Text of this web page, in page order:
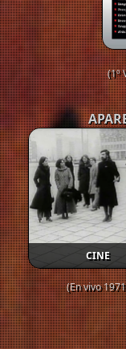
(1º
CINE
(En vivo